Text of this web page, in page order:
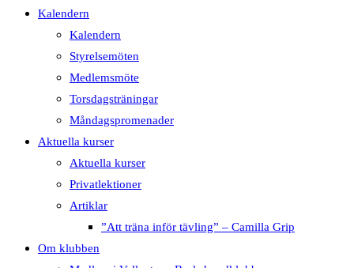
Kalendern
Kalendern
Styrelsemöten
Medlemsmöte
Torsdagsträningar
Måndagspromenader
Aktuella kurser
Aktuella kurser
Privatlektioner
Artiklar
”Att träna inför tävling” – Camilla Grip
Om klubben